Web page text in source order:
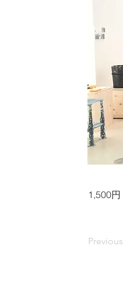
1,500円
Previous